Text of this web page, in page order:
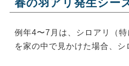
春の羽アリ発生シー
例年4〜7月は、シロアリ（
を家の中で見かけた場合、シ